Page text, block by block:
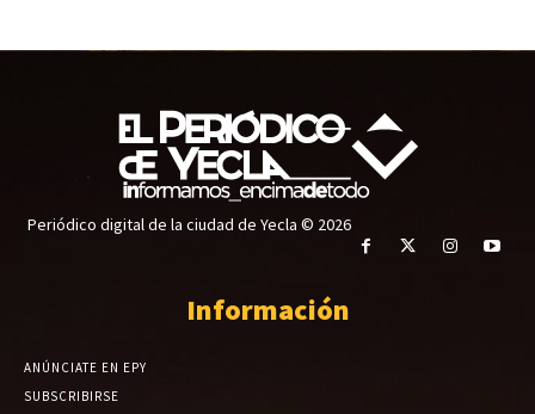
Periódico digital de la ciudad de Yecla © 2026
Información
ANÚNCIATE EN EPY
SUBSCRIBIRSE